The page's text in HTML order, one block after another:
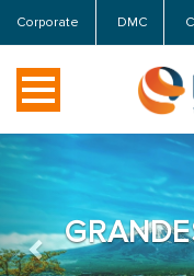
Corporate DMC
Previous